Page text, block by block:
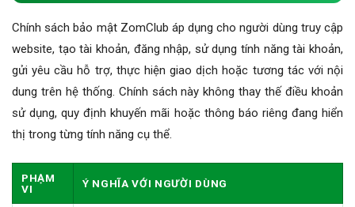
Chính sách bảo mật ZomClub áp dụng cho người dùng truy cập
website, tạo tài khoản, đăng nhập, sử dụng tính năng tài khoản,
gửi yêu cầu hỗ trợ, thực hiện giao dịch hoặc tương tác với nội
dung trên hệ thống. Chính sách này không thay thế điều khoản
sử dụng, quy định khuyến mãi hoặc thông báo riêng đang hiển
thị trong từng tính năng cụ thể.
PHẠM
VI
Ý NGHĨA VỚI NGƯỜI DÙNG